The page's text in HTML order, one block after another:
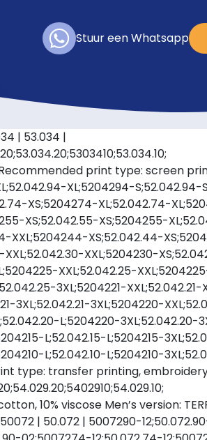
Stuur een Whatsapp
| 53.034 |
Recommended print type: screen
XL;5204294-
XS;5204274-XL;52.042.74-
XS;52.042.55-XS;5204255-
XXL;5204244-XS;52.042.44-
XXL;5204230-
XXL;52.042.25-
3XL;5204221-XXL;52.042.21-
3XL;52.042.21-3XL;5204220-
L;5204220-3XL;52.042.20-
L;52.042.15-L;5204215-
L;52.042.10-L;5204210-
type: transfer printing,
10% viscose Men’s version:
| 50.072 | 5007290-